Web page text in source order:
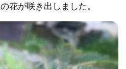
花が咲き出しました。